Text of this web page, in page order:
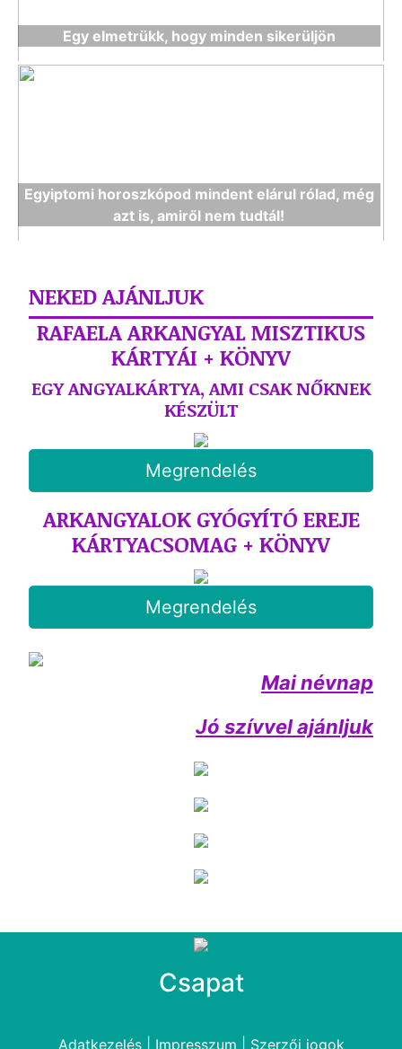
Egy elmetrükk, hogy minden sikerüljön
Egyiptomi horoszkópod mindent elárul rólad, még
azt is, amiről nem tudtál!
NEKED AJÁNLJUK
RAFAELA ARKANGYAL MISZTIKUS
KÁRTYÁI + KÖNYV
EGY ANGYALKÁRTYA, AMI CSAK NŐKNEK
KÉSZÜLT
Megrendelés
ARKANGYALOK GYÓGYÍTÓ EREJE
KÁRTYACSOMAG + KÖNYV
Megrendelés
Mai névnap
Jó szívvel ajánljuk
Csapat
Adatkezelés| Impresszum Szerzői jogok